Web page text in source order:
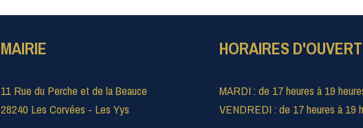
MAIRIE
11 Rue du Perche et de la Beauce
28240 Les Corvées - Les Yys
HORAIRES
MARDI : de 17 heures à 19
VENDREDI : de 17 heures à 19